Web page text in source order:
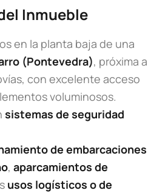
Inmueble
en la planta baja de una
(Pontevedra), próxima a
con excelente acceso
voluminosos.
sistemas de seguridad
de embarcaciones
, aparcamientos de
usos logísticos o de